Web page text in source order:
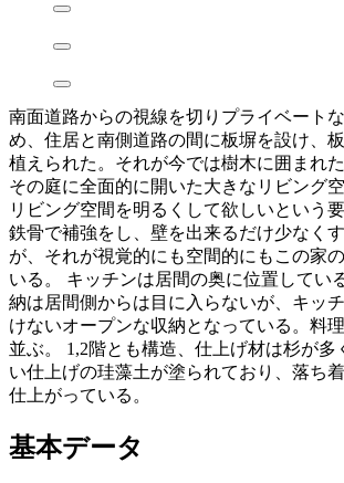
南面道路からの視線を切りプライベート
め、住居と南側道路の間に板塀を設け、
植えられた。それが今では樹木に囲まれ
その庭に全面的に開いた大きなリビング
リビング空間を明るくして欲しいという
鉄骨で補強をし、壁を出来るだけ少なく
が、それが視覚的にも空間的にもこの家
いる。 キッチンは居間の奥に位置してい
納は居間側からは目に入らないが、キッ
けないオープンな収納となっている。料
並ぶ。 1,2階とも構造、仕上げ材は杉が多
い仕上げの珪藻土が塗られており、落ち
仕上がっている。
基本データ